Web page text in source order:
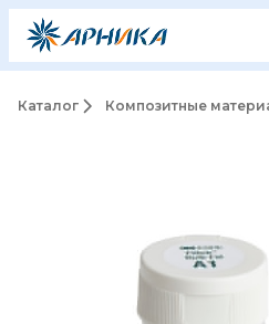
Каталог Композитные